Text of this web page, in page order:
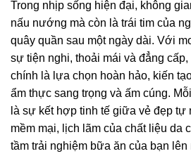
Trong nhịp sống hiện đại, không
nấu nướng mà còn là trái tim của
quây quần sau một ngày dài. Với
sự tiện nghi, thoải mái và đẳng cấp,
chính là lựa chọn hoàn hảo, kiến
ẩm thực sang trọng và ấm cúng. Mỗi
là sự kết hợp tinh tế giữa vẻ đẹp tự
mềm mại, lịch lãm của chất liệu da
tầm trải nghiệm bữa ăn của bạn